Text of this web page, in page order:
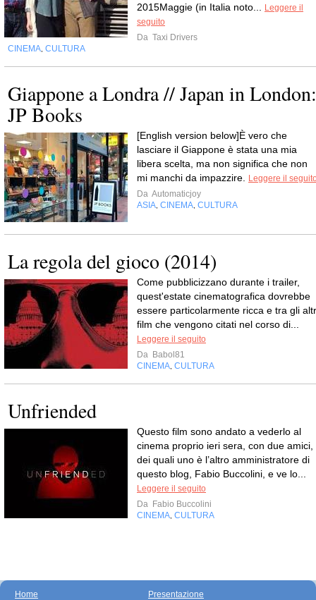
2015Maggie (in Italia noto...
Leggere il
seguito
Da Taxi Drivers
CINEMA CULTURA
Giappone a Londra // Japan in London:
JP Books
[English version below]È vero che
lasciare il Giappone è stata una mia
libera scelta, ma non significa che non
mi manchi da impazzire.
Leggere il
Da Automaticjoy
ASIA CINEMA CULTURA
La regola del gioco (2014)
Come pubblicizzano durante i trailer,
quest'estate cinematografica dovrebbe
essere particolarmente ricca e tra gli
film che vengono citati nel corso di...
Leggere il seguito
Da Babol81
CINEMA CULTURA
Unfriended
Questo film sono andato a vederlo al
cinema proprio ieri sera, con due amici,
dei quali uno è l’altro amministratore di
questo blog, Fabio Buccolini, e ve lo...
Leggere il seguito
Da Fabio Buccolini
CINEMA CULTURA
Home Presentazione